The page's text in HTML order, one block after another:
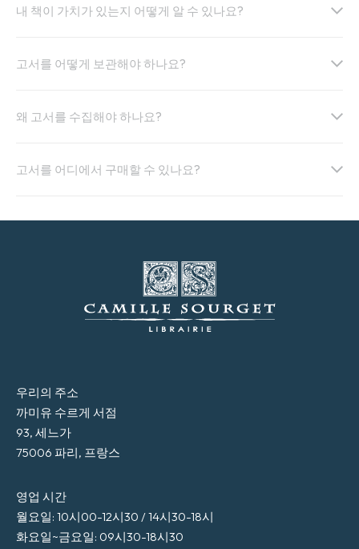
내 책이 가치가 있는지 어떻게 알 수 있나요?
고서를 어떻게 보관해야 하나요?
왜 고서를 수집해야 하나요?
고서를 어디에서 구매할 수 있나요?
우리의 주소
까미유 수르게 서점
93, 세느가
75006 파리, 프랑스
영업 시간
월요일: 10시00-12시30 / 14시30-18시
화요일~금요일: 09시30-18시30